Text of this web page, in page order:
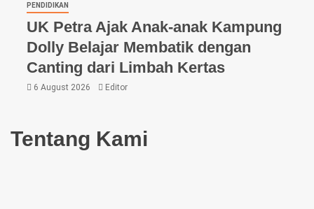
PENDIDIKAN
UK Petra Ajak Anak-anak Kampung
Dolly Belajar Membatik dengan
Canting dari Limbah Kertas
6 August 2026 Editor
Tentang Kami